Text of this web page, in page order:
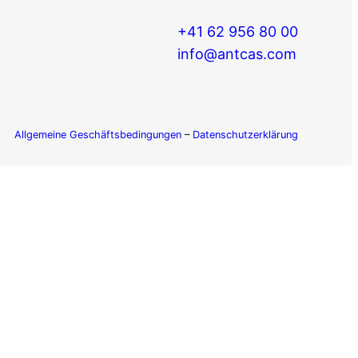
+41 62 956 80 00
info@antcas.com
Allgemeine Geschäftsbedingungen– Datenschutzerklärung